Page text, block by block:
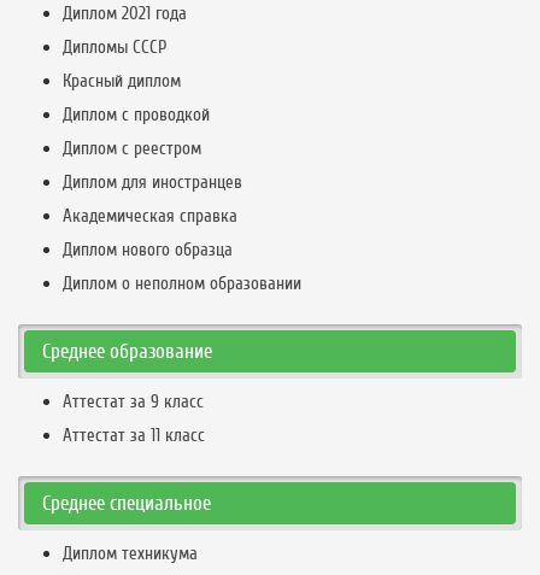
Диплом 2021 года
Дипломы СССР
Красный диплом
Диплом с проводкой
Диплом с реестром
Диплом для иностранцев
Академическая справка
Диплом нового образца
Диплом о неполном образовании
Среднее образование
Аттестат за 9 класс
Аттестат за 11 класс
Среднее специальное
Диплом техникума